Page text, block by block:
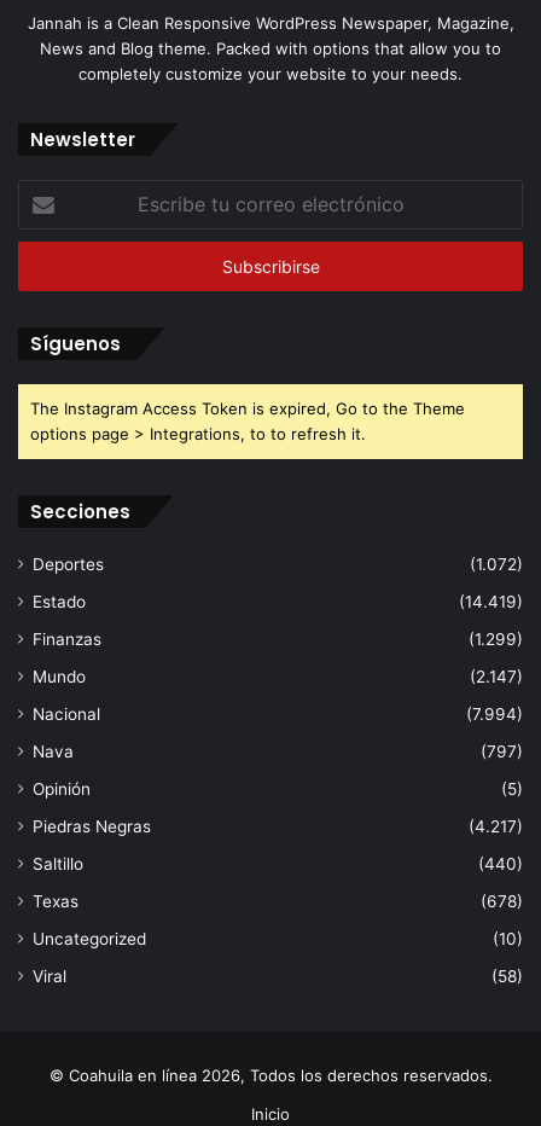
Jannah is a Clean Responsive WordPress Newspaper, Magazine,
News and Blog theme. Packed with options that allow you to
completely customize your website to your needs.
Newsletter
correo
Síguenos
The Instagram Access Token is expired, Go to the Theme
options page > Integrations, to to refresh it.
Secciones
Deportes
(1.072)
Estado
(14.419)
Finanzas
(1.299)
Mundo
(2.147)
Nacional
(7.994)
Nava
(797)
Opinión
(5)
Piedras Negras
(4.217)
Saltillo
(440)
Texas
(678)
Uncategorized
(10)
Viral
(58)
© Coahuila en línea 2026, Todos los derechos reservados.
Inicio